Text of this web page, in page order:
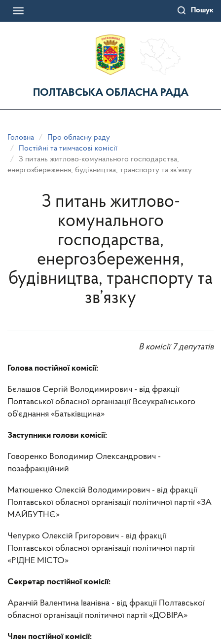
Пошук
Toggle
ПОЛТАВСЬКА ОБЛАСНА РАДА
Головна
Про обласну раду
Постійні та тимчасові комісії
З питань житлово-комунального господарства,
енергозбереження, будівництва, транспорту та зв’язку
З питань житлово-
комунального
господарства,
енергозбереження,
будівництва, транспорту та
зв’язку
В комісії 7 депутатів
Голова постійної комісії:
Бєлашов Сергій Володимирович - від фракції
Полтавської обласної організації Всеукраїнського
об’єднання «Батьківщина»
Заступники голови комісії:
Говоренко Володимир Олександрович -
позафракційний
Матюшенко Олексій Володимирович - від фракції
Полтавської обласної організації політичної партії «ЗА
МАЙБУТНЄ»
Чепурко Олексій Григорович - від фракції
Полтавської обласної організації політичної партії
«РІДНЕ МІСТО»
Секретар постійної комісії:
Аранчій Валентина Іванівна - від фракції Полтавської
обласної організації політичної партії «ДОВІРА»
Член постійної комісії: